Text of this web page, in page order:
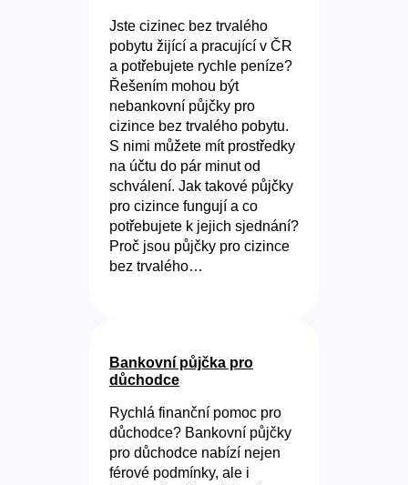
Jste cizinec bez trvalého
pobytu žijící a pracující v ČR
a potřebujete rychle peníze?
Řešením mohou být
nebankovní půjčky pro
cizince bez trvalého pobytu.
S nimi můžete mít prostředky
na účtu do pár minut od
schválení. Jak takové půjčky
pro cizince fungují a co
potřebujete k jejich sjednání?
Proč jsou půjčky pro cizince
bez trvalého…
Bankovní půjčka pro
důchodce
Rychlá finanční pomoc pro
důchodce? Bankovní půjčky
pro důchodce nabízí nejen
férové podmínky, ale i